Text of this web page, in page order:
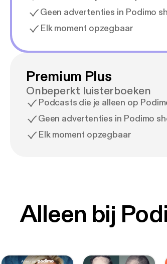
Geen advertenties in Podimo
Elk moment opzegbaar
Premium Plus
Onbeperkt luisterboeken
Podcasts die je alleen op
Geen advertenties in Podimo
Elk moment opzegbaar
Alleen bij